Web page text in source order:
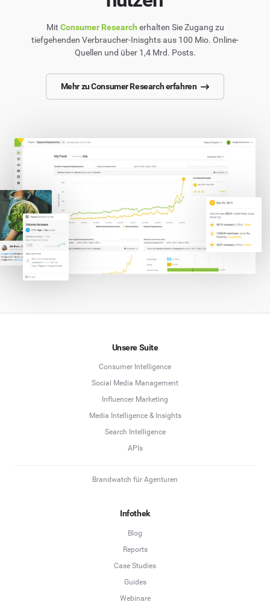
Mit Consumer Research erhalten Sie Zugang zu
tiefgehenden Verbraucher-Inisghts aus 100 Mio. Online-
Quellen und über 1,4 Mrd. Posts.
Mehr zu Consumer Research erfahren
Unsere Suite
Consumer Intelligence
Social Media Management
Influencer Marketing
Media Intelligence & Insights
Search Intelligence
APIs
Brandwatch für Agenturen
Infothek
Blog
Reports
Case Studies
Guides
Webinare